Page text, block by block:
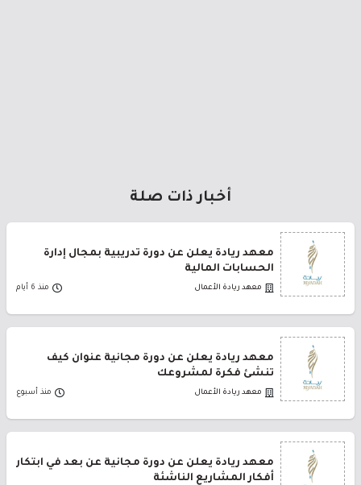
أخبار ذات صلة
معهد ريادة يعلن عن دورة تدريبية بمجال إدارة
الحسابات المالية
معهد ريادة الأعمال منذ 6 أيام
معهد ريادة يعلن عن دورة مجانية عنوان كيف
تنشئ فكرة لمشروعك
معهد ريادة الأعمال منذ أسبوع
معهد ريادة يعلن عن دورة مجانية عن بعد في ابتكار
أفكار المشاريع الناشئة